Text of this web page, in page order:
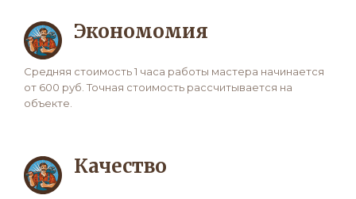
Экономомия
Средняя стоимость 1 часа работы мастера начинается
от 600 руб. Точная стоимость рассчитывается на
объекте.
Качество